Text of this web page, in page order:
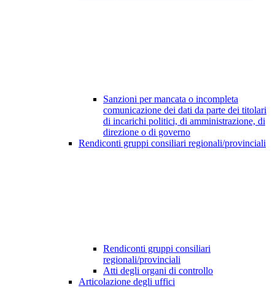
Sanzioni per mancata o incompleta
comunicazione dei dati da parte dei titolari
di incarichi politici, di amministrazione, di
direzione o di governo
Rendiconti gruppi consiliari regionali/provinciali
Rendiconti gruppi consiliari
regionali/provinciali
Atti degli organi di controllo
Articolazione degli uffici